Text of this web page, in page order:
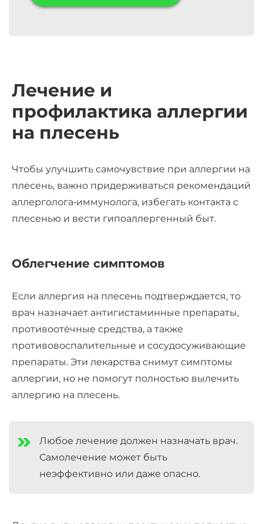
Лечение и
профилактика аллергии
на плесень
Чтобы улучшить самочувствие при аллергии на
плесень, важно придерживаться рекомендаций
аллерголога‑иммунолога, избегать контакта с
плесенью и вести гипоаллергенный быт.
Облегчение симптомов
Если аллергия на плесень подтверждается, то
врач назначает антигистаминные препараты,
противоотёчные средства, а также
противовоспалительные и сосудосуживающие
препараты. Эти лекарства снимут симптомы
аллергии, но не помогут полностью вылечить
аллергию на плесень.
Любое лечение должен назначать врач.
Самолечение может быть
неэффективно или даже опасно.